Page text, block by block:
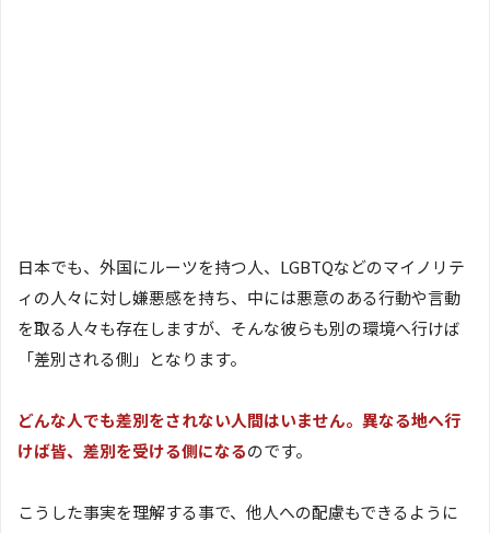
日本でも、外国にルーツを持つ人、LGBTQなどのマイノリテ
ィの人々に対し嫌悪感を持ち、中には悪意のある行動や言動
を取る人々も存在しますが、そんな彼らも別の環境へ行けば
「差別される側」となります。
どんな人でも差別をされない人間はいません。異なる地へ行
けば皆、差別を受ける側になるのです。
こうした事実を理解する事で、他人への配慮もできるように